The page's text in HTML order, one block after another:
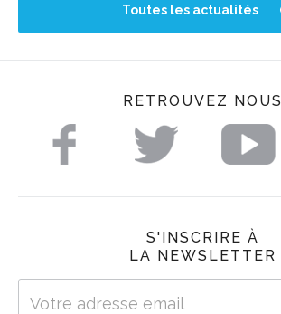
Toutes les actualités
RETROUVEZ NOUS
S'INSCRIRE À
LA NEWSLETTER